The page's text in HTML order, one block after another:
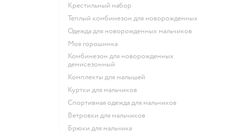
Крестильный набор
Теплый комбинезон для новорожденных
Одежда для новорожденных мальчиков
Моя горошинка
Комбинезон для новорожденных
демисезонный
Комплекты для малышей
Куртки для мальчиков
Спортивная одежда для мальчиков
Ветровки для мальчиков
Брюки для мальчика